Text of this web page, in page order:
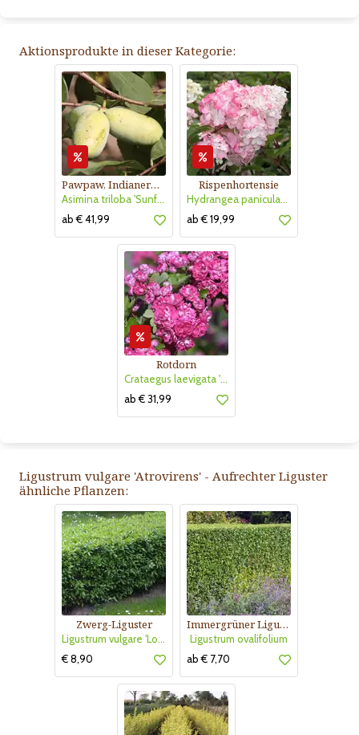
Aktionsprodukte in dieser Kategorie:
Pawpaw, Indianerbanane
Asimina triloba 'Sunflower'
ab € 41,99
Rispenhortensie
Hydrangea paniculata 'Vanille Fraise'
ab € 19,99
Rotdorn
Crataegus laevigata 'Pauls Scarlet'
ab € 31,99
Ligustrum vulgare 'Atrovirens' - Aufrechter Liguster
ähnliche Pflanzen:
Zwerg-Liguster
Ligustrum vulgare 'Lodense'
€ 8,90
Immergrüner Liguster
Ligustrum ovalifolium
ab € 7,70